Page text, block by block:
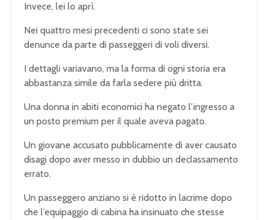
Invece, lei lo aprì.
Nei quattro mesi precedenti ci sono state sei
denunce da parte di passeggeri di voli diversi.
I dettagli variavano, ma la forma di ogni storia era
abbastanza simile da farla sedere più dritta.
Una donna in abiti economici ha negato l’ingresso a
un posto premium per il quale aveva pagato.
Un giovane accusato pubblicamente di aver causato
disagi dopo aver messo in dubbio un declassamento
errato.
Un passeggero anziano si è ridotto in lacrime dopo
che l’equipaggio di cabina ha insinuato che stesse